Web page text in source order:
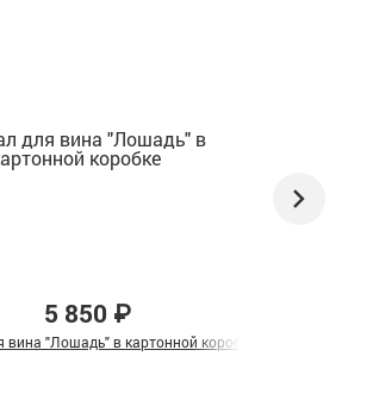
в подарочной коробке
5 850 ₽
вина "Лошадь" в картонной коробке